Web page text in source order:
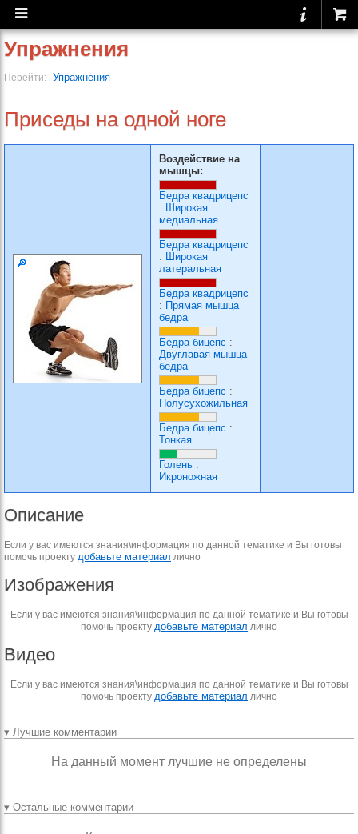
Упражнения
Перейти: Упражнения
Приседы на одной ноге
Воздействие на
мышцы:
Бедра квадрицепс
: Широкая
медиальная
Бедра квадрицепс
: Широкая
латеральная
Бедра квадрицепс
: Прямая мышца
бедра
Бедра бицепс :
Двуглавая мышца
бедра
Бедра бицепс :
Полусухожильная
Бедра бицепс :
Тонкая
Голень :
Икроножная
Описание
Если у вас имеются знания\информация по данной тематике и Вы готовы
помочь проекту добавьте материал лично
Изображения
Если у вас имеются знания\информация по данной тематике и Вы готовы
помочь проекту добавьте материал лично
Видео
Если у вас имеются знания\информация по данной тематике и Вы готовы
помочь проекту добавьте материал лично
▾ Лучшие комментарии
На данный момент лучшие не определены
▾ Остальные комментарии